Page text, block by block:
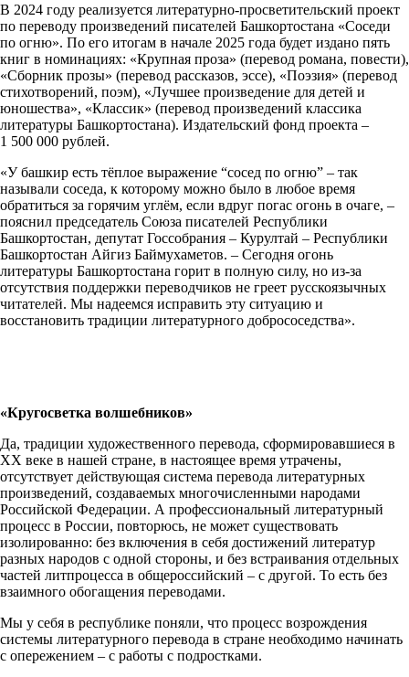
В 2024 году реализуется литературно-просветительский проект
по переводу произведений писателей Башкортостана «Соседи
по огню». По его итогам в начале 2025 года будет издано пять
книг в номинациях: «Крупная проза» (перевод романа, повести),
«Сборник прозы» (перевод рассказов, эссе), «Поэзия» (перевод
стихотворений, поэм), «Лучшее произведение для детей и
юношества», «Классик» (перевод произведений классика
литературы Башкортостана). Издательский фонд проекта –
1 500 000 рублей.
«У башкир есть тёплое выражение “сосед по огню” – так
называли соседа, к которому можно было в любое время
обратиться за горячим углём, если вдруг погас огонь в очаге, –
пояснил председатель Союза писателей Республики
Башкортостан, депутат Госсобрания – Курултай – Республики
Башкортостан Айгиз Баймухаметов. – Сегодня огонь
литературы Башкортостана горит в полную силу, но из-за
отсутствия поддержки переводчиков не греет русскоязычных
читателей. Мы надеемся исправить эту ситуацию и
восстановить традиции литературного добрососедства».
«Кругосветка волшебников»
Да, традиции художественного перевода, сформировавшиеся в
ХХ веке в нашей стране, в настоящее время утрачены,
отсутствует действующая система перевода литературных
произведений, создаваемых многочисленными народами
Российской Федерации. А профессиональный литературный
процесс в России, повторюсь, не может существовать
изолированно: без включения в себя достижений литератур
разных народов с одной стороны, и без встраивания отдельных
частей литпроцесса в общероссийский – с другой. То есть без
взаимного обогащения переводами.
Мы у себя в республике поняли, что процесс возрождения
системы литературного перевода в стране необходимо начинать
с опережением – с работы с подростками.